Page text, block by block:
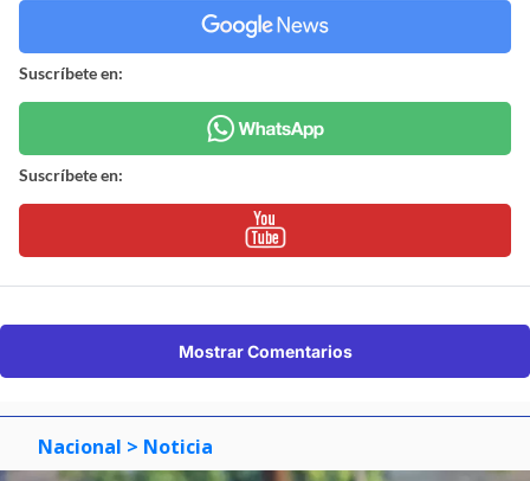
Suscríbete en:
Suscríbete en:
Mostrar Comentarios
Nacional > Noticia